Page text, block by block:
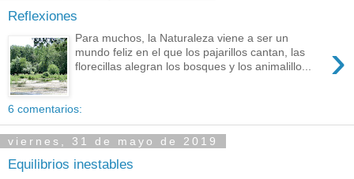
Reflexiones
›
Para muchos, la Naturaleza viene a ser un
mundo feliz en el que los pajarillos cantan, las
florecillas alegran los bosques y los animalillo...
6 comentarios:
viernes, 31 de mayo de 2019
Equilibrios inestables